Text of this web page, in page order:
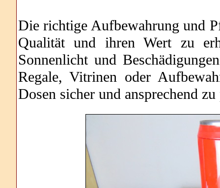
Die richtige Aufbewahrung und
Qualität und ihren Wert zu
Sonnenlicht und
Regale, Vitrinen oder
Dosen sicher und ansprechend zu